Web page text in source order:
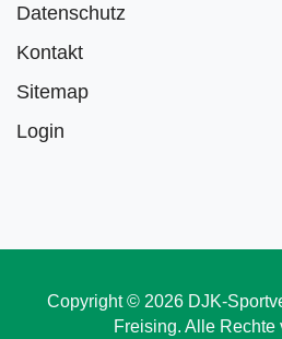
Datenschutz
Kontakt
Sitemap
Login
Copyright © 2026 DJK-
Freising. Alle Rechte